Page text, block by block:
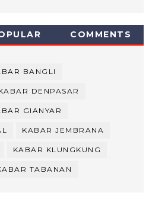
COMMENTS
BANGLI
DENPASAR
GIANYAR
KABAR JEMBRANA
KABAR KLUNGKUNG
TABANAN